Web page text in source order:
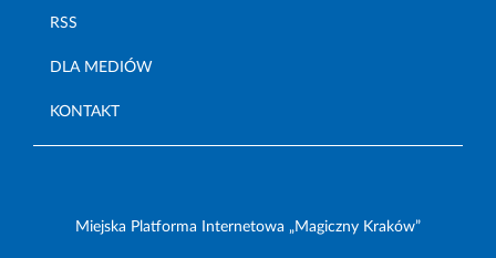
RSS
DLA MEDIÓW
KONTAKT
Miejska Platforma Internetowa „Magiczny Kraków”